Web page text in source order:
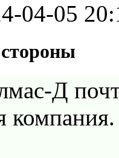
04-05
Д